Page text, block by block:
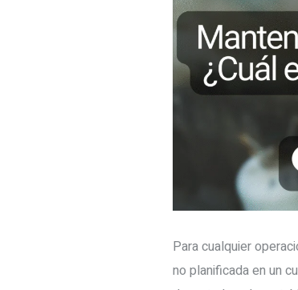
Para cualquier
no planificada en un